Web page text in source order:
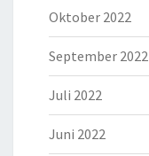
Oktober 2022
September 2022
Juli 2022
Juni 2022